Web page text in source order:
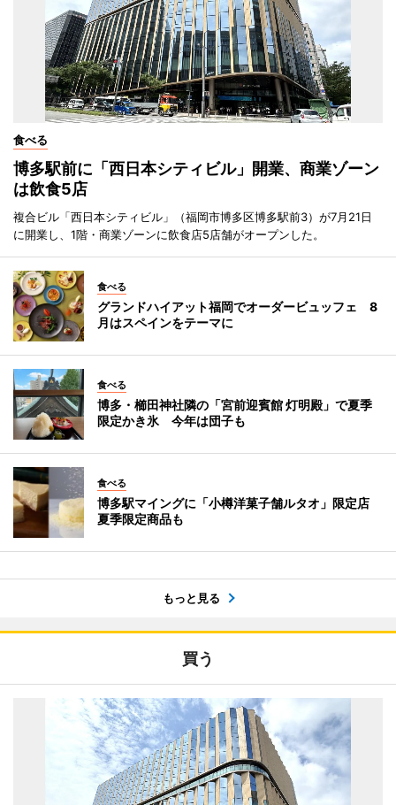
食べる
博多駅前に「西日本シティビル」開業、商業ゾーン
は飲食5店
複合ビル「西日本シティビル」（福岡市博多区博多駅前3）が7月21日
に開業し、1階・商業ゾーンに飲食店5店舗がオープンした。
食べる
グランドハイアット福岡でオーダービュッフェ 8
月はスペインをテーマに
食べる
博多・櫛田神社隣の「宮前迎賓館 灯明殿」で夏季
限定かき氷 今年は団子も
食べる
博多駅マイングに「小樽洋菓子舗ルタオ」限定店
夏季限定商品も
もっと見る
買う